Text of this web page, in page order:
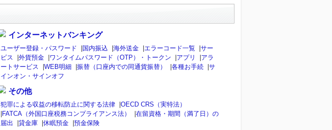
インターネットバンキング
ユーザー登録・パスワード |国内振込 |海外送金 |エラーコード一覧 |サー
ビス
|外貨預金 |ワンタイムパスワード（OTP）・トークン |アプリ |アラ
ートサービス
|WEB明細 |振替（口座内での同通貨振替） |各種お手続 |サ
インオン・サインオフ
その他
犯罪による収益の移転防止に関する法律 |OECD CRS（実特法）
|FATCA（外国口座税務コンプライアンス法） |在留資格・期間（満了日）の
届出
|貸金庫 |休眠預金 |預金保険